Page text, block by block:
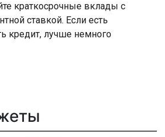
краткосрочные вклады с
ставкой. Если есть
кредит, лучше немного